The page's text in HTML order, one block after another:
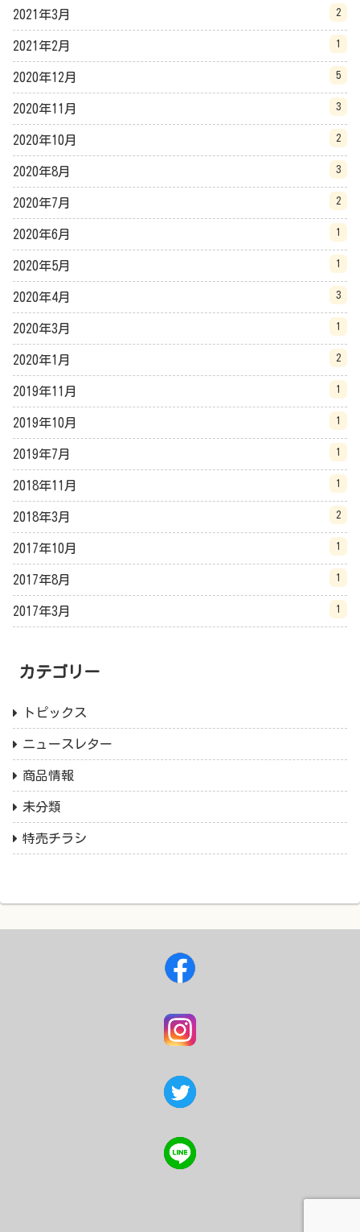
2021年3月 2
2021年2月 1
2020年12月 5
2020年11月 3
2020年10月 2
2020年8月 3
2020年7月 2
2020年6月 1
2020年5月 1
2020年4月 3
2020年3月 1
2020年1月 2
2019年11月 1
2019年10月 1
2019年7月 1
2018年11月 1
2018年3月 2
2017年10月 1
2017年8月 1
2017年3月 1
カテゴリー
トピックス
ニュースレター
商品情報
未分類
特売チラシ